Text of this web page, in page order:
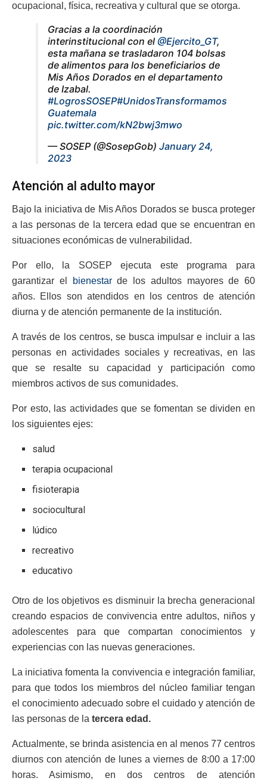
ocupacional, física, recreativa y cultural que se otorga.
Gracias a la coordinación
interinstitucional con el @Ejercito_GT,
esta mañana se trasladaron 104 bolsas
de alimentos para los beneficiarios de
Mis Años Dorados en el departamento
de Izabal.
#LogrosSOSEP#UnidosTransformamos
Guatemala
pic.twitter.com/kN2bwj3mwo
— SOSEP (@SosepGob) January 24,
2023
Atención al adulto mayor
Bajo la iniciativa de Mis Años Dorados se busca proteger
a las personas de la tercera edad que se encuentran en
situaciones económicas de vulnerabilidad.
Por ello, la SOSEP ejecuta este programa para
garantizar el
bienestarde los adultos mayores de 60
años. Ellos son atendidos en los centros de atención
diurna y de atención permanente de la institución.
A través de los centros, se busca impulsar e incluir a las
personas en actividades sociales y recreativas, en las
que se resalte su capacidad y participación como
miembros activos de sus comunidades.
Por esto, las actividades que se fomentan se dividen en
los siguientes ejes:
salud
terapia ocupacional
fisioterapia
sociocultural
lúdico
recreativo
educativo
Otro de los objetivos es disminuir la brecha generacional
creando espacios de convivencia entre adultos, niños y
adolescentes para que compartan conocimientos y
experiencias con las nuevas generaciones.
La iniciativa fomenta la convivencia e integración familiar,
para que todos los miembros del núcleo familiar tengan
el conocimiento adecuado sobre el cuidado y atención de
las personas de la tercera edad.
Actualmente, se brinda asistencia en al menos 77 centros
diurnos con atención de lunes a viernes de 8:00 a 17:00
horas. Asimismo, en dos centros de atención